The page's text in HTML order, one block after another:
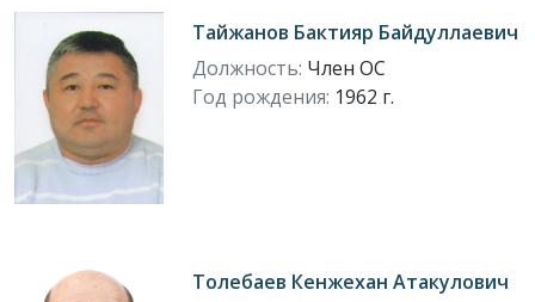
Тайжанов Бактияр Байдуллаевич
Должность: Член ОС
Год рождения: 1962 г.
Толебаев Кенжехан Атакулович